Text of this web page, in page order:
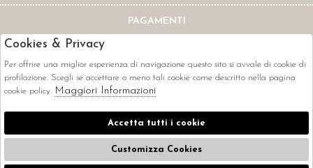
PAGAMENTI
CORRIERI
Cookies & Privacy
Per offrire una miglior esperienza di navigazione questo sito si avvale di cookie di
profilazione. Scegli se accettare o meno tali cookie come descritto nella pagina
cookie policy. Maggiori Informazioni
Accetta tutti i cookie
Customizza Cookies